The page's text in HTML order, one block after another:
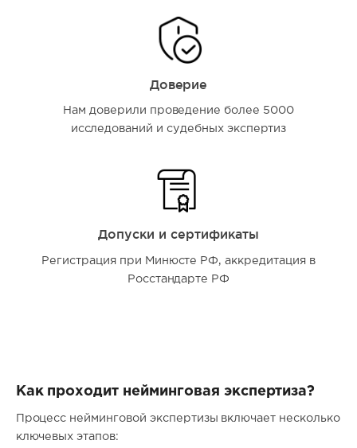
Доверие
Нам доверили проведение более 5000
исследований и судебных экспертиз
Допуски и сертификаты
Регистрация при Минюсте РФ, аккредитация в
Росстандарте РФ
Как проходит нейминговая экспертиза?
Процесс нейминговой экспертизы включает несколько
ключевых этапов: